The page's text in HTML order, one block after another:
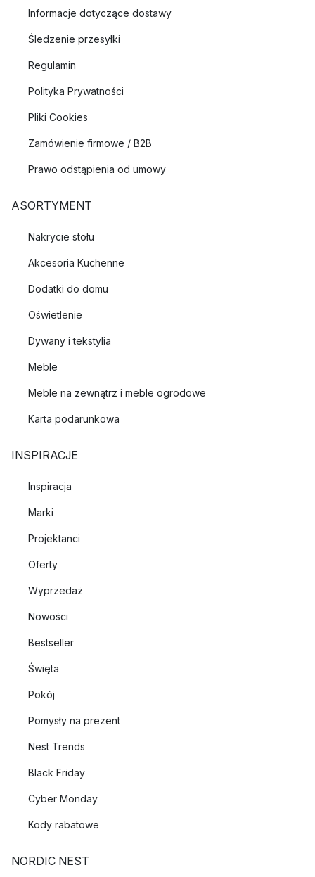
Informacje dotyczące dostawy
Śledzenie przesyłki
Regulamin
Polityka Prywatności
Pliki Cookies
Zamówienie firmowe / B2B
Prawo odstąpienia od umowy
ASORTYMENT
Nakrycie stołu
Akcesoria Kuchenne
Dodatki do domu
Oświetlenie
Dywany i tekstylia
Meble
Meble na zewnątrz i meble ogrodowe
Karta podarunkowa
INSPIRACJE
Inspiracja
Marki
Projektanci
Oferty
Wyprzedaż
Nowości
Bestseller
Święta
Pokój
Pomysły na prezent
Nest Trends
Black Friday
Cyber Monday
Kody rabatowe
NORDIC NEST